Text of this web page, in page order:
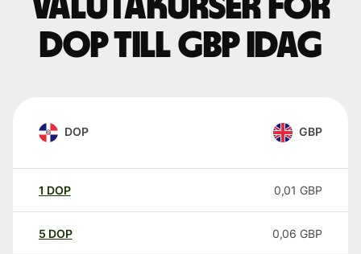
DOP till GBP idag
DOP GBP
1 DOP 0,01 GBP
5 DOP 0,06 GBP